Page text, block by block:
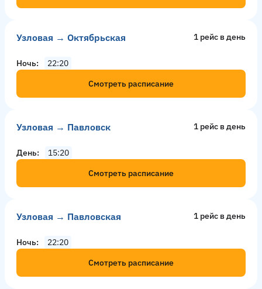
Узловая → Октябрьская 1 рейс в день
Ночь
22:20
Смотреть расписание
Узловая → Павловск 1 рейс в день
День
15:20
Смотреть расписание
Узловая → Павловская 1 рейс в день
Ночь
22:20
Смотреть расписание